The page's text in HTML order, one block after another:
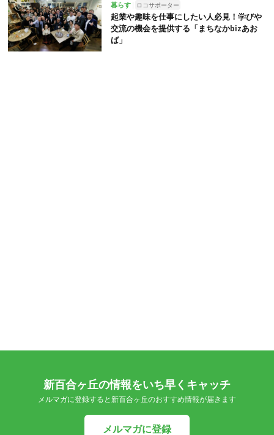
暮らす ロコサポーター
起業や趣味を仕事にしたい人必見！学びや
交流の機会を提供する「まちなかbizあお
ば」
新百合ヶ丘の情報をいち早くキャッチ
メルマガに登録すると新百合ヶ丘のおすすめ情報が届きます
メルマガに登録